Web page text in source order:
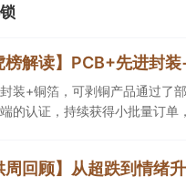
装+铜箔，可剥铜产品通过了
的认证，持续获得小批量订单
与基因治疗产品商业化受托生